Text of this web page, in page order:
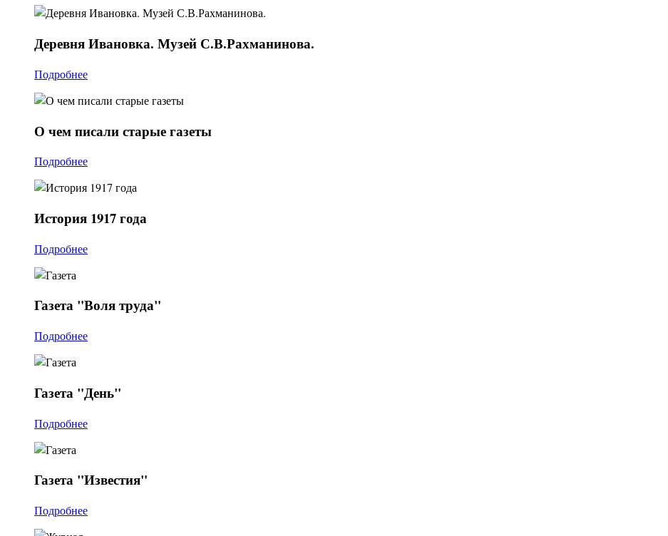
ДеревняИвановка. Музей С.В.Рахманинова.
Подробнее
О чем писали старые газеты
Подробнее
История 1917 года
Подробнее
Газета "Воля труда"
Подробнее
Газета "День"
Подробнее
Газета "Известия"
Подробнее